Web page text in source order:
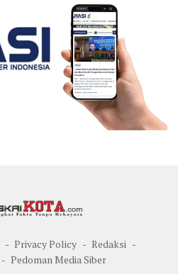
Privacy Policy
Redaksi
Pedoman Media Siber